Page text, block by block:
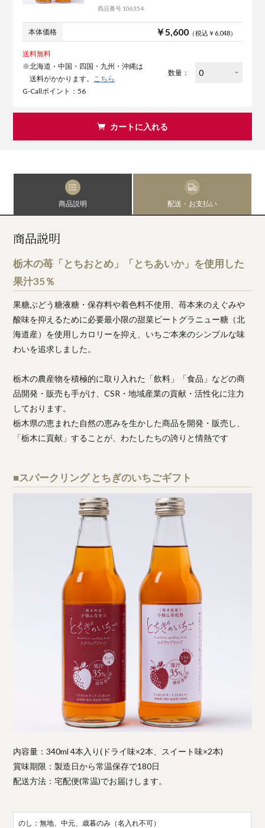
商品番号 106354
本体価格 ￥5,600（税込￥6,048）
送料無料
※北海道・中国・四国・九州・沖縄は
送料がかかります。 こちら
G-Callポイント：56
数量：
カートに入れる
商品説明 配送・お支払い
商品説明
栃木の苺「とちおとめ」「とちあいか」を使用した
果汁35％
果糖ぶどう糖液糖・保存料や着色料不使用、苺本来のえぐみや
酸味を抑えるために必要最小限の甜菜ビートグラニュー糖（北
海道産）を使用しカロリーを抑え、いちご本来のシンプルな味
わいを追求しました。
栃木の農産物を積極的に取り入れた「飲料」「食品」などの商
品開発・販売も手がけ、CSR・地域産業の貢献・活性化に注力
しております。
栃木県の恵まれた自然の恵みを生かした商品を開発・販売し、
「栃木に貢献」することが、わたしたちの誇りと情熱です
■スパークリング とちぎのいちごギフト
内容量：340ml 4本入り(ドライ味×2本、スイート味×2本)
賞味期限：製造日から常温保存で180日
配送方法：宅配便(常温)でお届けします。
のし：無地、中元、歳暮のみ（名入れ不可）